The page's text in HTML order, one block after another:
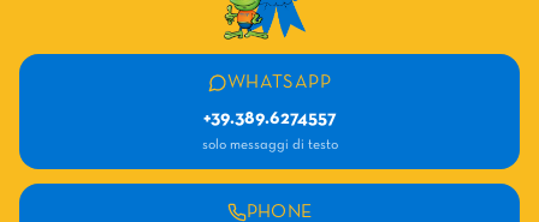
WHATSAPP
+39.389.6274557
solo messaggi di testo
PHONE